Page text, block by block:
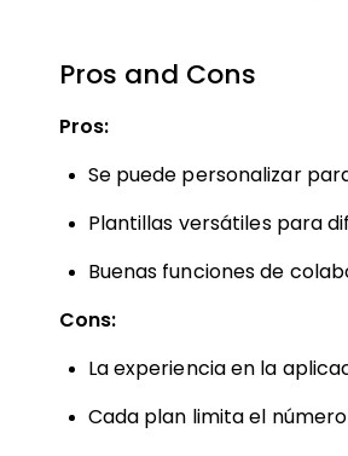
Pros and Cons
Pros:
Se puede personalizar
Plantillas versátiles para
Buenas funciones de
Cons:
La experiencia en la
Cada plan limita el